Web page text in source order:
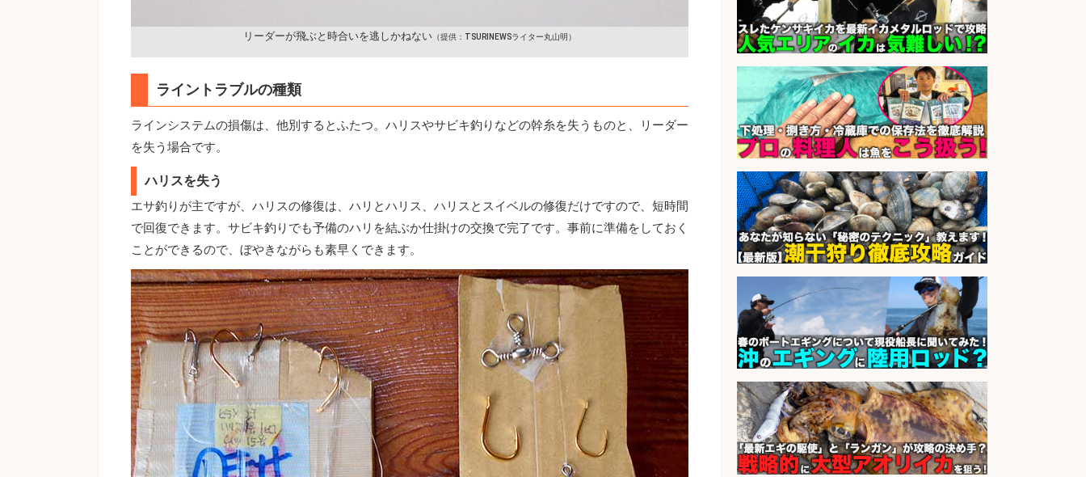
リーダーが飛ぶと時合いを逃しかねない （提供：TSURINEWSライター丸山明）
ライントラブルの種類
ラインシステムの損傷は、他別するとふたつ。ハリスやサビキ釣りなどの幹糸を失うものと、リーダー
を失う場合です。
ハリスを失う
エサ釣りが主ですが、ハリスの修復は、ハリとハリス、ハリスとスイベルの修復だけですので、短時間
で回復できます。サビキ釣りでも予備のハリを結ぶか仕掛けの交換で完了です。事前に準備をしておく
ことができるので、ぼやきながらも素早くできます。